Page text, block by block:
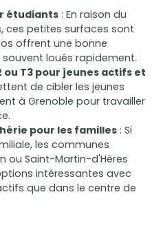
étudiants : En raison du
ces petites surfaces sont
offrent une bonne
loués rapidement.
ou T3 pour jeunes actifs et
de cibler les jeunes
à Grenoble pour travailler
pour les familles : Si
les communes
ou Saint-Martin-d'Hères
intéressantes avec
que dans le centre de